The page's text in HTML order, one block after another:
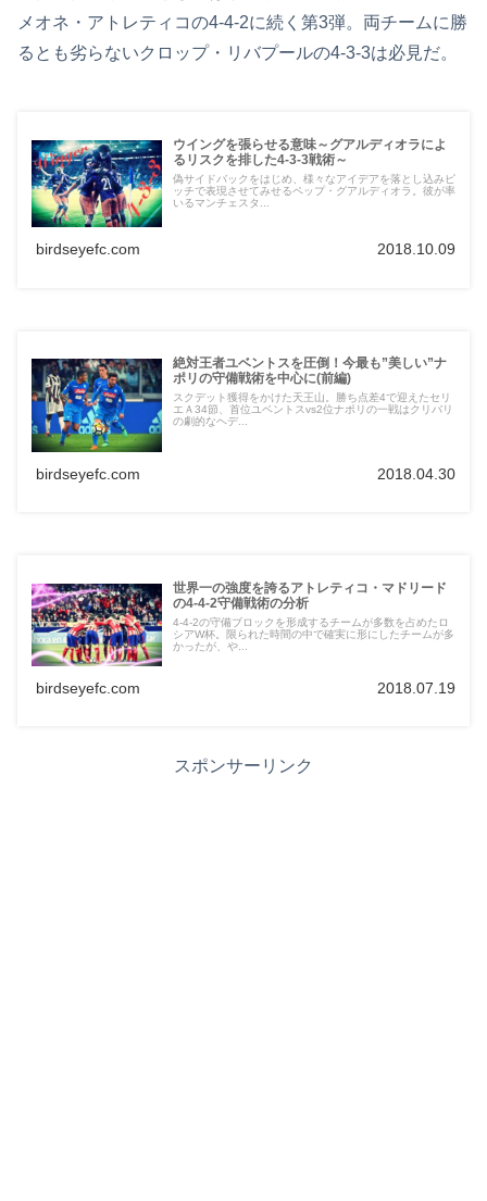
メオネ・アトレティコの4-4-2に続く第3弾。両チームに勝
るとも劣らないクロップ・リバプールの4-3-3は必見だ。
ウイングを張らせる意味～グアルディオラによ
るリスクを排した4-3-3戦術～
偽サイドバックをはじめ、様々なアイデアを落とし込みピ
ッチで表現させてみせるペップ・グアルディオラ。彼が率
いるマンチェスタ...
birdseyefc.com 2018.10.09
絶対王者ユベントスを圧倒！今最も”美しい”ナ
ポリの守備戦術を中心に(前編)
スクデット獲得をかけた天王山。勝ち点差4で迎えたセリ
エＡ34節、首位ユベントスvs2位ナポリの一戦はクリバリ
の劇的なヘデ...
birdseyefc.com 2018.04.30
世界一の強度を誇るアトレティコ・マドリード
の4-4-2守備戦術の分析
4-4-2の守備ブロックを形成するチームが多数を占めたロ
シアW杯。限られた時間の中で確実に形にしたチームが多
かったが、や...
birdseyefc.com 2018.07.19
スポンサーリンク